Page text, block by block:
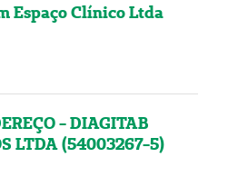
Espaço Clínico Ltda
- DIAGITAB
LTDA (54003267-5)